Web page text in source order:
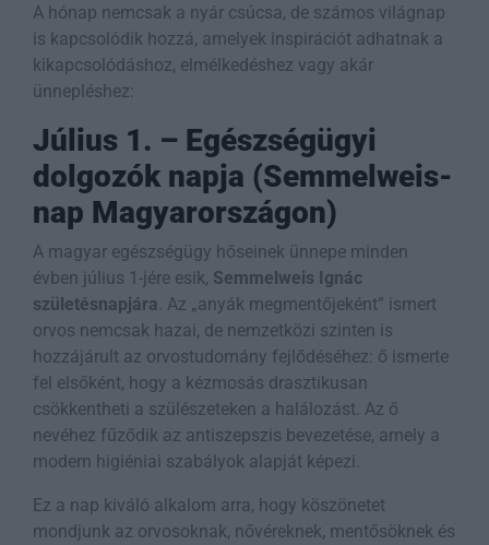
A hónap nemcsak a nyár csúcsa, de számos világnap
is kapcsolódik hozzá, amelyek inspirációt adhatnak a
kikapcsolódáshoz, elmélkedéshez vagy akár
ünnepléshez:
Július 1. – Egészségügyi
dolgozók napja (Semmelweis-
nap Magyarországon)
A magyar egészségügy hőseinek ünnepe minden
évben július 1-jére esik, Semmelweis Ignác
születésnapjára . Az „anyák megmentőjeként” ismert
orvos nemcsak hazai, de nemzetközi szinten is
hozzájárult az orvostudomány fejlődéséhez: ő ismerte
fel elsőként, hogy a kézmosás drasztikusan
csökkentheti a szülészeteken a halálozást. Az ő
nevéhez fűződik az antiszepszis bevezetése, amely a
modern higiéniai szabályok alapját képezi.
Ez a nap kiváló alkalom arra, hogy köszönetet
mondjunk az orvosoknak, nővéreknek, mentősöknek és